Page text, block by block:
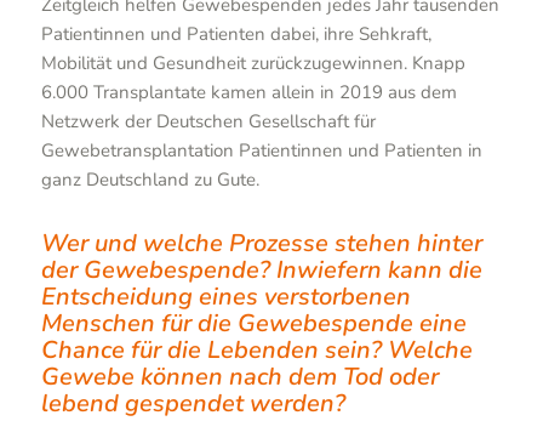
Patientinnen und Patienten dabei, ihre Sehkraft,
Mobilität und Gesundheit zurückzugewinnen. Knapp
6.000 Transplantate kamen allein in 2019 aus dem
Netzwerk der Deutschen Gesellschaft für
Gewebetransplantation Patientinnen und Patienten in
ganz Deutschland zu Gute.
Wer und welche Prozesse stehen hinter
der Gewebespende? Inwiefern kann die
Entscheidung eines verstorbenen
Menschen für die Gewebespende eine
Chance für die Lebenden sein? Welche
Gewebe können nach dem Tod oder
lebend gespendet werden?